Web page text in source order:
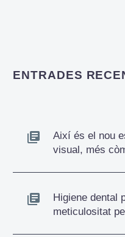
ENTRADES
Així és el nou
visual, més
Higiene dental
meticulositat